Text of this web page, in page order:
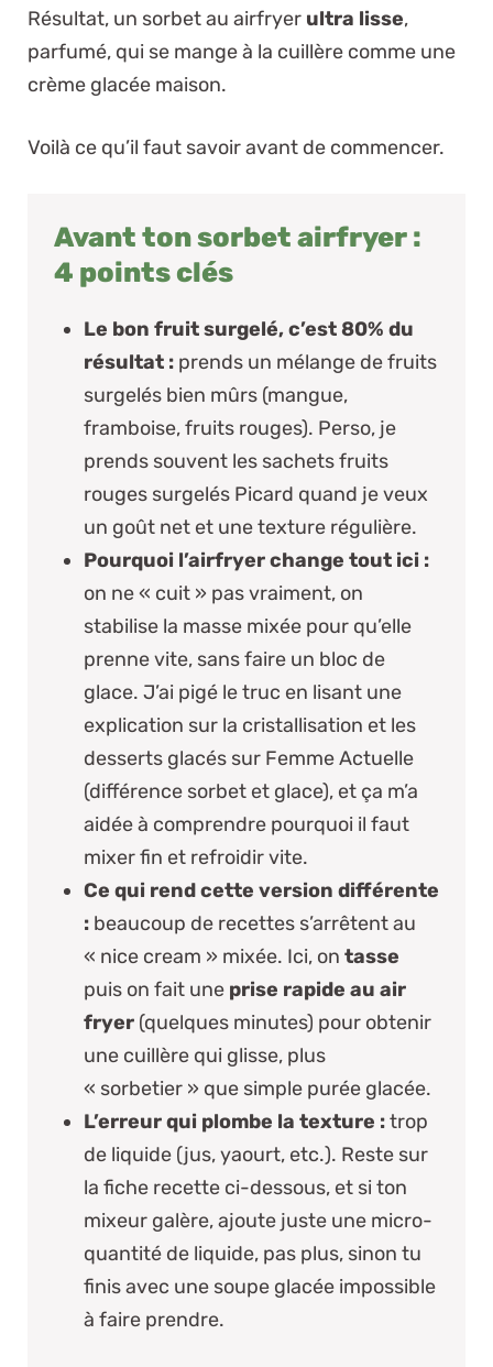
Résultat, un sorbet au airfryer ultra lisse,
parfumé, qui se mange à la cuillère comme une
crème glacée maison.
Voilà ce qu’il faut savoir avant de commencer.
Avant ton sorbet airfryer :
4 points clés
Le bon fruit surgelé, c’est 80% du
résultat : prends un mélange de fruits
surgelés bien mûrs (mangue,
framboise, fruits rouges). Perso, je
prends souvent les sachetsfruits
rouges surgelés Picard quand je veux
un goût net et une texture régulière.
Pourquoi l’airfryer change tout ici :
on ne « cuit » pas vraiment, on
stabilise la masse mixée pour qu’elle
prenne vite, sans faire un bloc de
glace. J’ai pigé le truc en lisant une
explication sur la cristallisation et les
desserts glacés sur Femme Actuelle
(différence sorbet et glace), et ça m’a
aidée à comprendre pourquoi il faut
mixer fin et refroidir vite.
Ce qui rend cette version différente
: beaucoup de recettes s’arrêtent au
« nice cream » mixée. Ici, on tasse
puis on fait une prise rapide au air
fryer (quelques minutes) pour obtenir
une cuillère qui glisse, plus
« sorbetier » que simple purée glacée.
L’erreur qui plombe la texture :trop
de liquide (jus, yaourt, etc.). Reste sur
la fiche recette ci-dessous, et si ton
mixeur galère, ajoute juste une micro-
quantité de liquide, pas plus, sinon tu
finis avec une soupe glacée impossible
à faire prendre.